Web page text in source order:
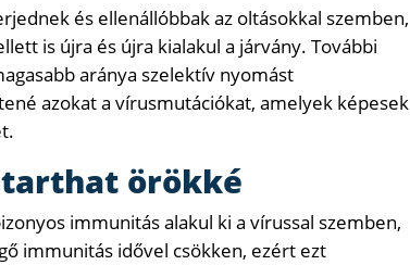
és ellenállóbbak az oltásokkal szemben,
is újra és újra kialakul a járvány. További
aránya szelektív nyomást
azokat a vírusmutációkat, amelyek képesek
örökké
immunitás alakul ki a vírussal szemben,
immunitás idővel csökken, ezért ezt